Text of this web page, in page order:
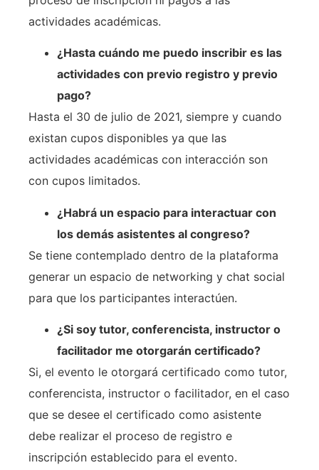
actividades académicas.
¿Hasta cuándo me puedo inscribir es las
actividades con previo registro y previo
pago?
Hasta el 30 de julio de 2021, siempre y cuando
existan cupos disponibles ya que las
actividades académicas con interacción son
con cupos limitados.
¿Habrá un espacio para interactuar con
los demás asistentes al congreso?
Se tiene contemplado dentro de la plataforma
generar un espacio de networking y chat social
para que los participantes interactúen.
¿Si soy tutor, conferencista, instructor o
facilitador me otorgarán certificado?
Si, el evento le otorgará certificado como tutor,
conferencista, instructor o facilitador, en el caso
que se desee el certificado como asistente
debe realizar el proceso de registro e
inscripción establecido para el evento.